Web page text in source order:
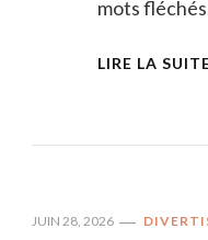
mots
LIRE LA
JUIN 28, 2026